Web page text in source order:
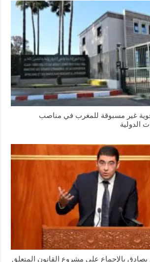
قوية غير مسبوقة للمغرب في مناصب
الدولية
بالإجماع على مشروع القانون المتعلق